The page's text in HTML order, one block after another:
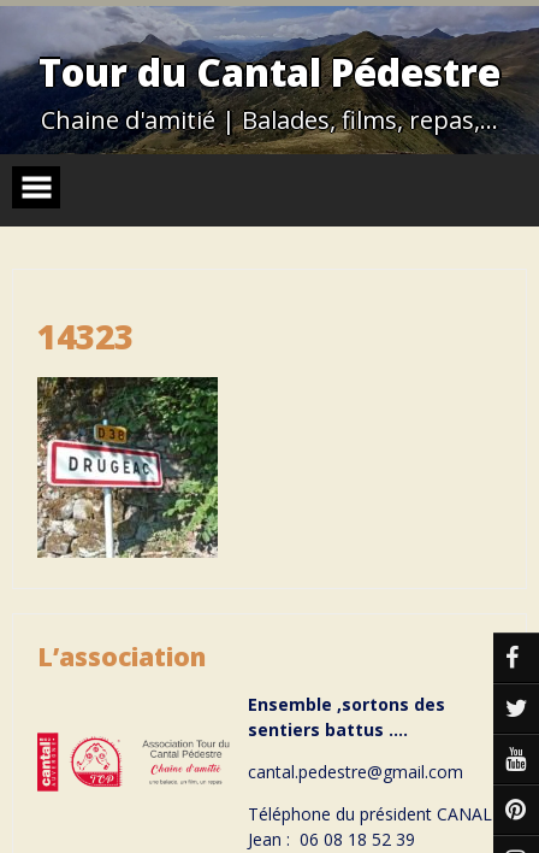
Skip
contentTour du Cantal Pédestre
Chaine d'amitié | Balades, films, repas,…
14323
L’association
Ensemble ,sortons des
sentiers battus ….
cantal.pedestre@gmail.com
Téléphone du président CANAL
Jean : 06 08 18 52 39